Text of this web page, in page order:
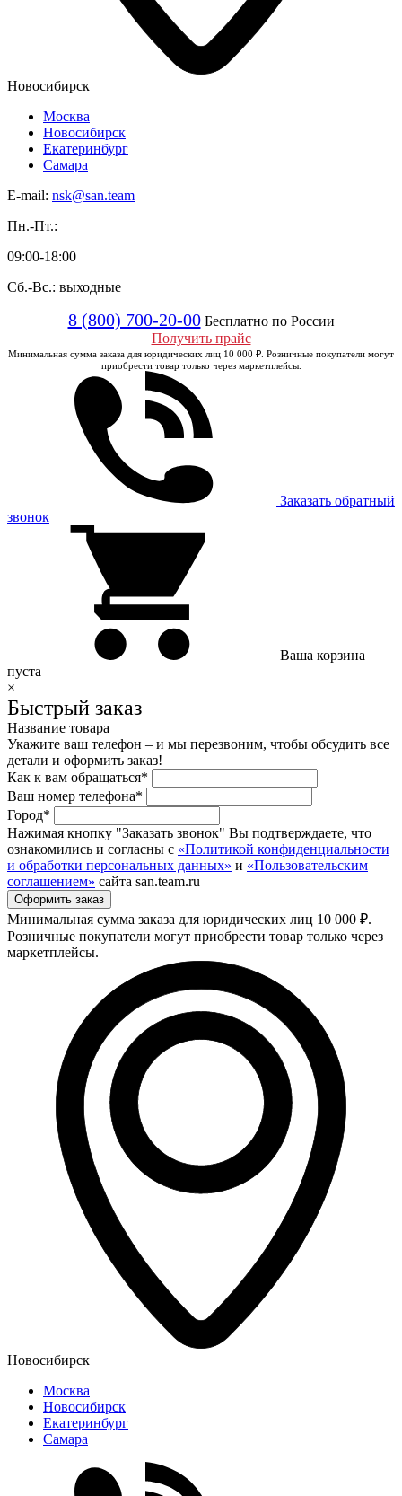
Новосибирск
Москва
Новосибирск
Екатеринбург
Самара
E-mail: nsk@san.team
Пн.-Пт.:
09:00-18:00
Сб.-Вс.: выходные
8 (800) 700-20-00 Бесплатно по России
Получить прайс
Минимальная сумма заказа для юридических лиц 10 000 ₽. Розничные покупатели могут
приобрести товар только через маркетплейсы.
Заказать обратный
звонок
Ваша корзина
пуста
×
Быстрый заказ
Название товара
Укажите ваш телефон – и мы перезвоним, чтобы обсудить все
детали и оформить заказ!
Как к вам обращаться*
Ваш номер телефона*
Город*
Нажимая кнопку "Заказать звонок" Вы подтверждаете, что
ознакомились и согласны с «Политикой конфиденциальности
и обработки персональных данных» и «Пользовательским
соглашением» сайта san.team.ru
Минимальная сумма заказа для юридических лиц 10 000 ₽.
Розничные покупатели могут приобрести товар только через
маркетплейсы.
Новосибирск
Москва
Новосибирск
Екатеринбург
Самара